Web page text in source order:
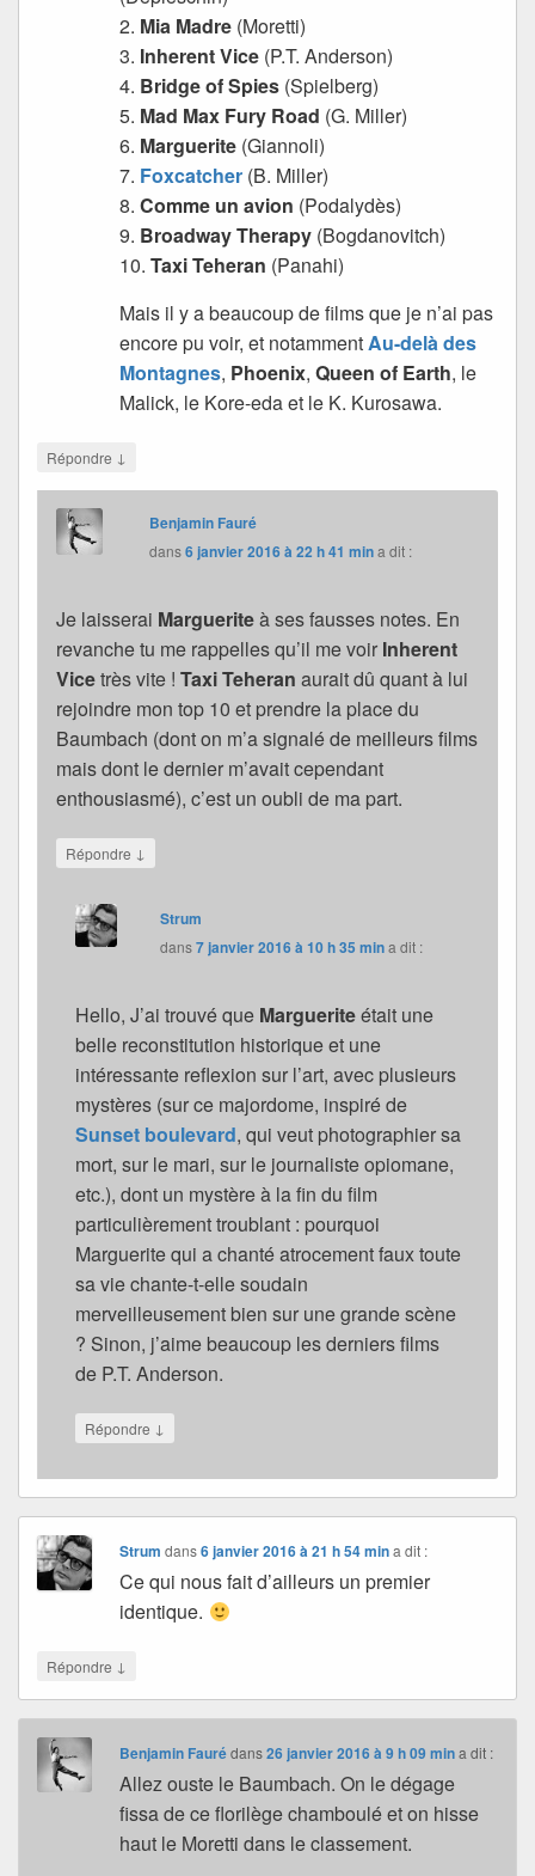
2. Mia Madre (Moretti)
3. Inherent Vice (P.T. Anderson)
4. Bridge of Spies (Spielberg)
5. Mad Max Fury Road (G. Miller)
6. Marguerite (Giannoli)
7. Foxcatcher (B. Miller)
8.Comme un avion (Podalydès)
9. Broadway Therapy (Bogdanovitch)
10.Taxi Teheran (Panahi)
Mais il y a beaucoup de films que je n’ai pas
encore pu voir, et notammentAu-delà des
Montagnes, Phoenix,Queen of Earth, le
Malick, le Kore-eda et le K. Kurosawa.
Répondre ↓
Benjamin Fauré
dans6 janvier 2016 à 22 h 41 mina dit :
Je laisserai Margueriteà ses fausses notes. En
revanche tu me rappelles qu’il me voir Inherent
Vicetrès vite ! Taxi Teheran aurait dû quant à lui
rejoindre mon top 10 et prendre la place du
Baumbach (dont on m’a signalé de meilleurs films
mais dont le dernier m’avait cependant
enthousiasmé), c’est un oubli de ma part.
Répondre ↓
Strum
dans7 janvier 2016 à 10 h 35 mina dit :
Hello, J’ai trouvé que Margueriteétait une
belle reconstitution historique et une
intéressante reflexion sur l’art, avec plusieurs
mystères (sur ce majordome, inspiré de
Sunset boulevard, qui veut photographier sa
mort, sur le mari, sur le journaliste opiomane,
etc.), dont un mystère à la fin du film
particulièrement troublant : pourquoi
Marguerite qui a chanté atrocement faux toute
sa vie chante-t-elle soudain
merveilleusement bien sur une grande scène
? Sinon, j’aime beaucoup les derniers films
de P.T. Anderson.
Répondre ↓
Strum dans6 janvier 2016 à 21 h 54 min a dit :
Ce qui nous fait d’ailleurs un premier
identique.
Répondre ↓
Benjamin Faurédans26 janvier 2016 à 9 h 09 min a dit :
Allez ouste le Baumbach. On le dégage
fissa de ce florilège chamboulé et on hisse
haut le Moretti dans le classement.